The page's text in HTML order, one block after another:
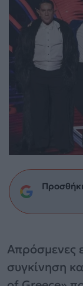
Απρόσμενες
συγκίνηση